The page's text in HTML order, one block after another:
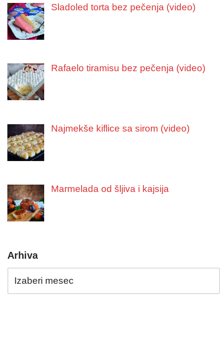
Sladoled torta bez pečenja (video)
Rafaelo tiramisu bez pečenja (video)
Najmekše kiflice sa sirom (video)
Marmelada od šljiva i kajsija
Arhiva